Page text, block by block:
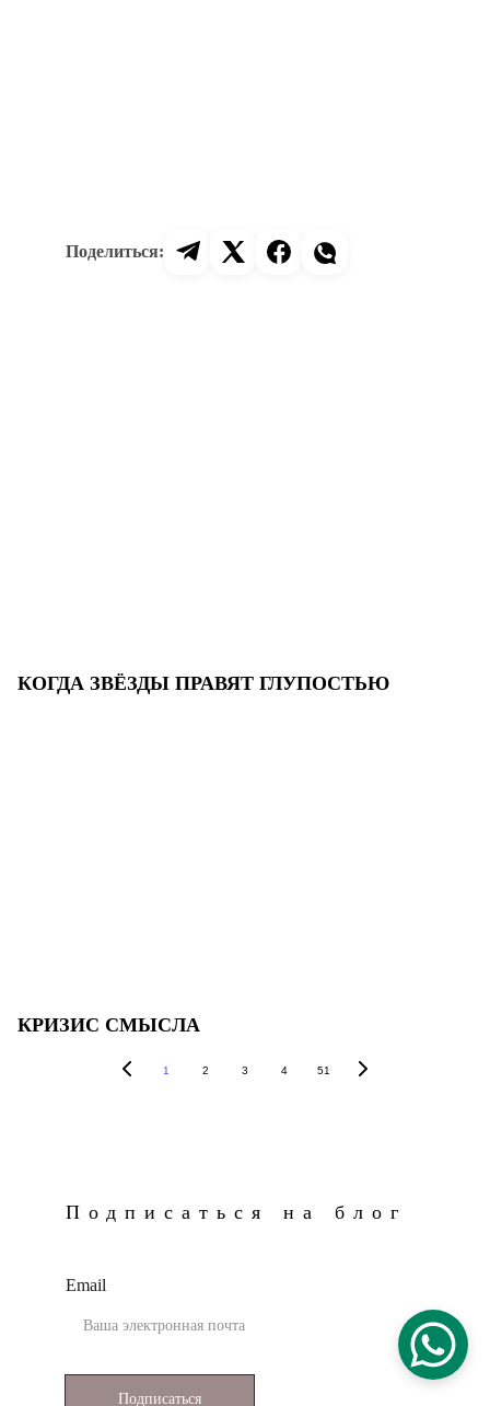
КОГДА ЗВЁЗДЫ ПРАВЯТ ГЛУПОСТЬЮ
КРИЗИС СМЫСЛА
1 2 3 4 51
Подписаться на блог
Email
Подписаться